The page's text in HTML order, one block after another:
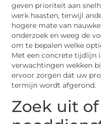
geven prioriteit aan
werk haasten, terwijl
hogere mate van
onderzoek en weeg de
om te bepalen welke
Met een concrete tijdlijn
verwachtingen wekken
ervoor zorgen dat uw
termijn wordt afgerond.
Zoek uit of